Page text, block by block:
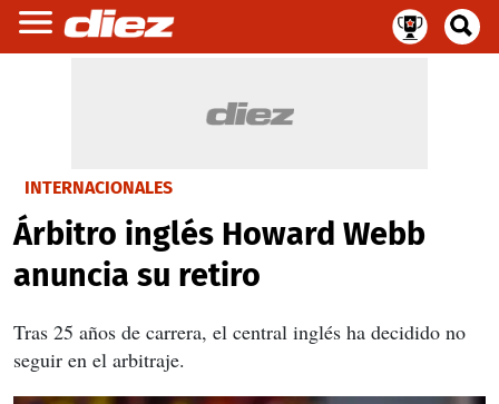
INTERNACIONALES
Árbitro inglés Howard Webb
anuncia su retiro
Tras 25 años de carrera, el central inglés ha decidido no
seguir en el arbitraje.